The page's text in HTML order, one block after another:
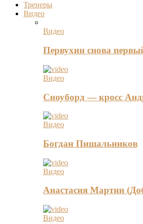
Тренеры
Видео
Видео
Первухин снова
Видео
Сноуборд — кросс
Видео
Богдан Пищальников
Видео
Анастасия Мартин
Видео